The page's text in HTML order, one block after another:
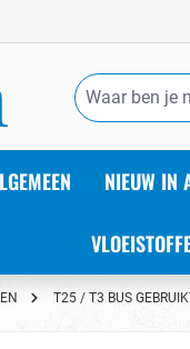
NIEUW IN
T25 / T3 BUS